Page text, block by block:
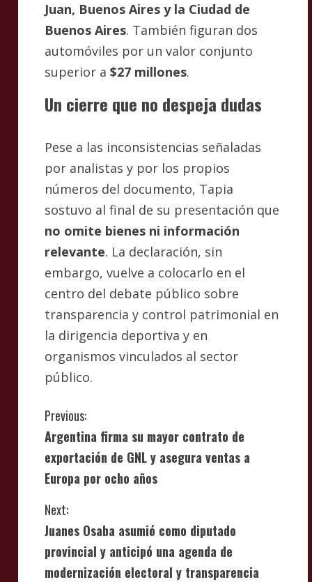
Juan, Buenos Aires y la Ciudad de
Buenos Aires. También figuran dos
automóviles por un valor conjunto
superior a $27 millones.
Un cierre que no despeja dudas
Pese a las inconsistencias señaladas
por analistas y por los propios
números del documento, Tapia
sostuvo al final de su presentación que
no omite bienes ni información
relevante. La declaración, sin
embargo, vuelve a colocarlo en el
centro del debate público sobre
transparencia y control patrimonial en
la dirigencia deportiva y en
organismos vinculados al sector
público.
C
o
n
t
i
n
Previous:
Argentina firma su mayor contrato de
exportación de GNL y asegura ventas a
Europa por ocho años
Next:
Juanes Osaba asumió como diputado
provincial y anticipó una agenda de
modernización electoral y transparencia